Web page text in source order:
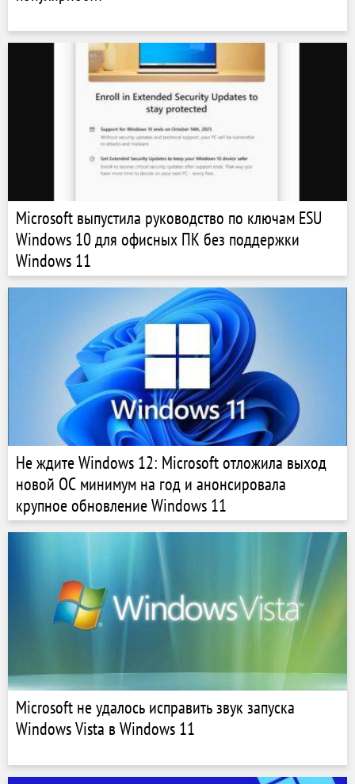
Microsoft выпустила руководство по ключам ESU
Windows 10 для офисных ПК без поддержки
Windows 11
Не ждите Windows 12: Microsoft отложила выход
новой ОС минимум на год и анонсировала
крупное обновление Windows 11
Microsoft не удалось исправить звук запуска
Windows Vista в Windows 11